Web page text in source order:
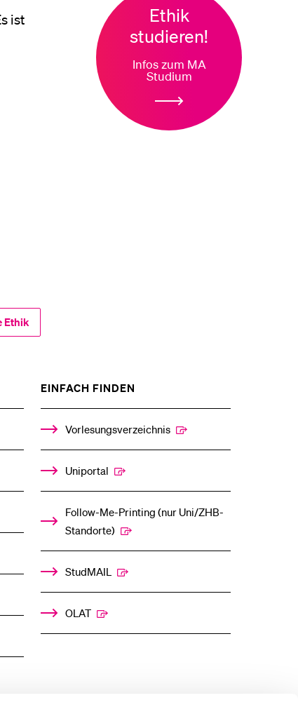
ist
Ethik
studieren!
Infos zum MA
Studium
Ethik
EINFACH FINDEN
%1$S
UNTERMENÜ
Vorlesungsverzeichnis
Uniportal
Follow-Me-Printing­ ­(nur Uni/ZHB-
Standorte)
StudMAIL
OLAT